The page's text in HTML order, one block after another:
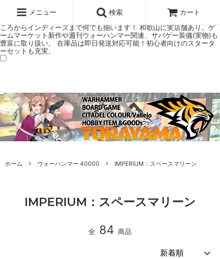
ミアムショップTORAYAMA。通販・オンラインショップです！ ウォー
ハンマーとボードゲームのことなら当店へ！ボードゲームもメジャーど
ころからインディーズまで何でも揃います！ 和歌山に実店舗あり。ゲ
ームマーケット新作や週刊ウォーハンマー関連、サバゲー装備(実物)も
豊富に取り扱い。 在庫品は即日発送対応可能！初心者向けのスタータ
ーセットも充実。
メニュー 検索 カート
ホーム ウォーハンマー 40000 IMPERIUM：スペースマリーン
IMPERIUM：スペースマリーン
全 84 商品